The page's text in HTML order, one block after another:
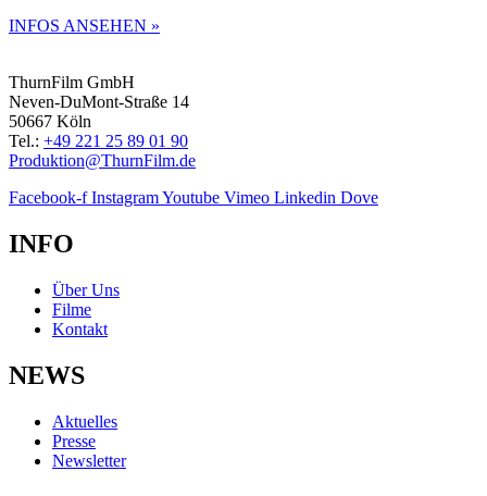
INFOS ANSEHEN »
ThurnFilm GmbH
Neven-DuMont-Straße 14
50667 Köln
Tel.: +49 221 25 89 01 90
Produktion@ThurnFilm.de
Facebook-f InstagramYoutube Vimeo Linkedin Dove
INFO
Über Uns
Filme
Kontakt
NEWS
Aktuelles
Presse
Newsletter